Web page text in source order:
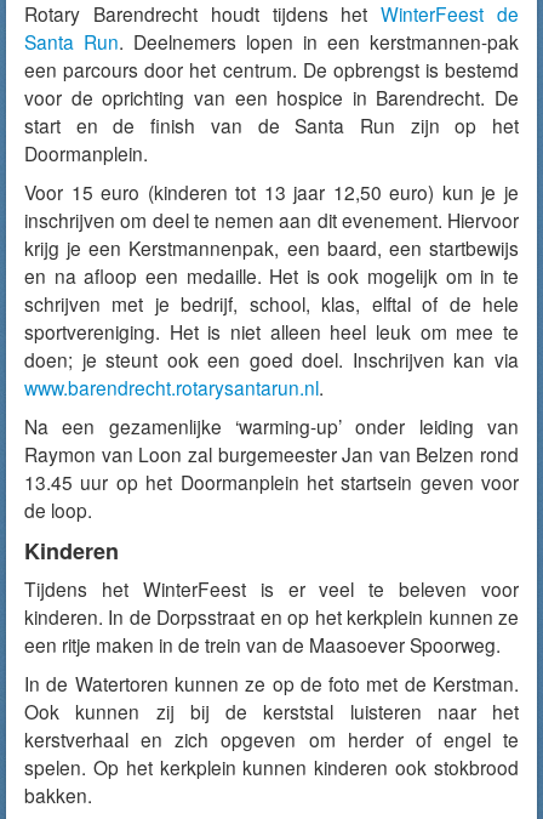
Rotary Barendrecht houdt tijdens hetWinterFeest de
Santa Run. Deelnemers lopen in een kerstmannen-pak
een parcours door het centrum. De opbrengst is bestemd
voor de oprichting van een hospice in Barendrecht. De
start en de finish van de Santa Run zijn op het
Doormanplein.
Voor 15 euro (kinderen tot 13 jaar 12,50 euro) kun je je
inschrijven om deel te nemen aan dit evenement. Hiervoor
krijg je een Kerstmannenpak, een baard, een startbewijs
en na afloop een medaille. Het is ook mogelijk om in te
schrijven met je bedrijf, school, klas, elftal of de hele
sportvereniging. Het is niet alleen heel leuk om mee te
doen; je steunt ook een goed doel. Inschrijven kan via
www.barendrecht.rotarysantarun.nl.
Na een gezamenlijke ‘warming-up’ onder leiding van
Raymon van Loon zal burgemeester Jan van Belzen rond
13.45 uur op het Doormanplein het startsein geven voor
de loop.
Kinderen
Tijdens het WinterFeest is er veel te beleven voor
kinderen. In de Dorpsstraat en op het kerkplein kunnen ze
een ritje maken in de trein van de Maasoever Spoorweg.
In de Watertoren kunnen ze op de foto met de Kerstman.
Ook kunnen zij bij de kerststal luisteren naar het
kerstverhaal en zich opgeven om herder of engel te
spelen. Op het kerkplein kunnen kinderen ook stokbrood
bakken.